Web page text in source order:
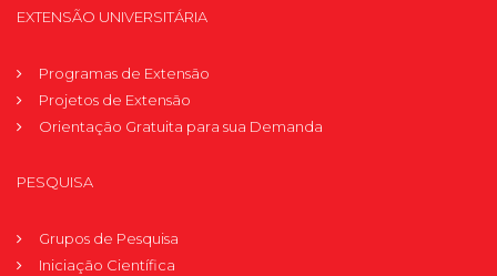
EXTENSÃO UNIVERSITÁRIA
Programas de Extensão
Projetos de Extensão
Orientação Gratuita para sua Demanda
PESQUISA
Grupos de Pesquisa
Iniciação Científica